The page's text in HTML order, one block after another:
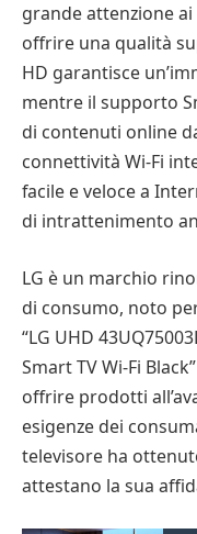
grande attenzione
offrire una qualità
HD garantisce
mentre il supporto
di contenuti online
connettività Wi-Fi
facile e veloce a
di intrattenimento
LG è un marchio
di consumo, noto
“LG UHD
Smart TV Wi-Fi
offrire prodotti
esigenze dei
televisore ha
attestano la sua